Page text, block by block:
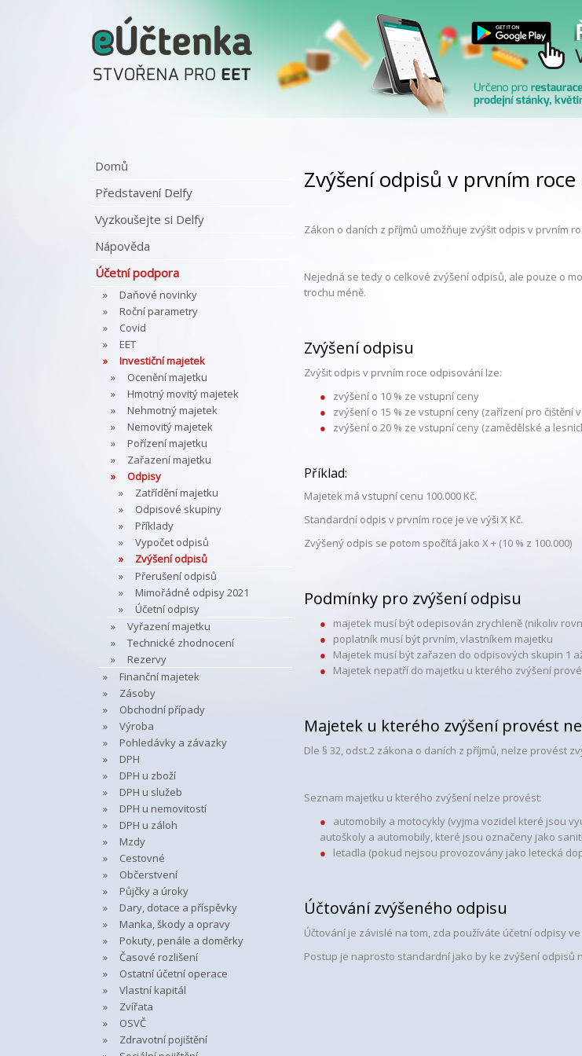
Domů
Představení Delfy
Vyzkoušejte si Delfy
Nápověda
Účetní podpora
Daňové novinky
Roční parametry
Covid
EET
Investiční majetek
Ocenění majetku
Hmotný movitý majetek
Nehmotný majetek
Nemovitý majetek
Pořízení majetku
Zařazení majetku
Odpisy
Zatřídění majetku
Odpisové skupiny
Příklady
Vypočet odpisů
Zvýšení odpisů
Přerušení odpisů
Mimořádné odpisy 2021
Účetní odpisy
Vyřazení majetku
Technické zhodnocení
Rezervy
Finanční majetek
Zásoby
Obchodní případy
Výroba
Pohledávky a závazky
DPH
DPH u zboží
DPH u služeb
DPH u nemovitostí
DPH u záloh
Mzdy
Cestovné
Občerstvení
Půjčky a úroky
Dary, dotace a příspěvky
Manka, škody a opravy
Pokuty, penále a doměrky
Časové rozlišení
Ostatní účetní operace
Vlastní kapitál
Zvířata
OSVČ
Zdravotní pojištění
Zvýšení odpisů v prvním
Zákon o daních z příjmů umožňuje zvýšit odpis v prvním
Nejedná se tedy o celkové zvýšení odpisů, ale pouze o
trochu méně.
Zvýšení odpisu
Zvýšit odpis v prvním roce odpisování lze:
zvýšení o 10 % ze vstupní ceny
zvýšení o 15 % ze vstupní ceny (zařízení pro čištění
zvýšení o 20 % ze vstupní ceny (zamědělské a
Příklad:
Majetek má vstupní cenu 100.000 Kč.
Standardní odpis v prvním roce je ve výši X Kč.
Zvýšený odpis se potom spočítá jako X + (10 % z 100.000)
Podmínky pro zvýšení odpisu
majetek musí být odepisován zrychleně (nikoliv
poplatník musí být prvním, vlastníkem majetku
Majetek musí být zařazen do odpisových skupin 1
Majetek nepatří do majetku u kterého zvýšení
Majetek u kterého zvýšení provést
Dle § 32, odst.2 zákona o daních z příjmů, nelze provést
Seznam majetku u kterého zvýšení nelze provést:
automobily a motocykly (vyjma vozidel které jsou
autoškoly a automobily, které jsou označeny jako
letadla (pokud nejsou provozovány jako letecká
Účtování zvýšeného odpisu
Účtování je závislé na tom, zda používáte účetní odpisy
Postup je naprosto standardní jako by ke zvýšení odpisů